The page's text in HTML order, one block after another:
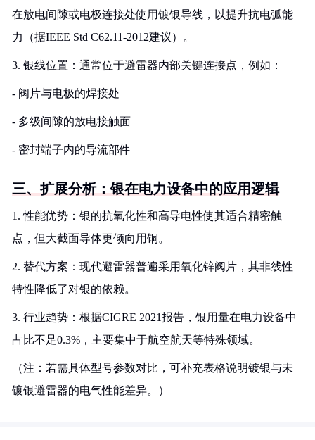
在放电间隙或电极连接处使用镀银导线，以提升抗电弧能
力（据IEEE Std C62.11-2012建议）。
3. 银线位置：通常位于避雷器内部关键连接点，例如：
- 阀片与电极的焊接处
- 多级间隙的放电接触面
- 密封端子内的导流部件
三、扩展分析：银在电力设备中的应用逻辑
1. 性能优势：银的抗氧化性和高导电性使其适合精密触
点，但大截面导体更倾向用铜。
2. 替代方案：现代避雷器普遍采用氧化锌阀片，其非线性
特性降低了对银的依赖。
3. 行业趋势：根据CIGRE 2021报告，银用量在电力设备中
占比不足0.3%，主要集中于航空航天等特殊领域。
（注：若需具体型号参数对比，可补充表格说明镀银与未
镀银避雷器的电气性能差异。）